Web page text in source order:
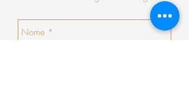
no momento da devolução/troca, caso não
haja nenhuma peça que goste, a COSY